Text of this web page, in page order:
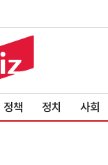
정책 정치 사회